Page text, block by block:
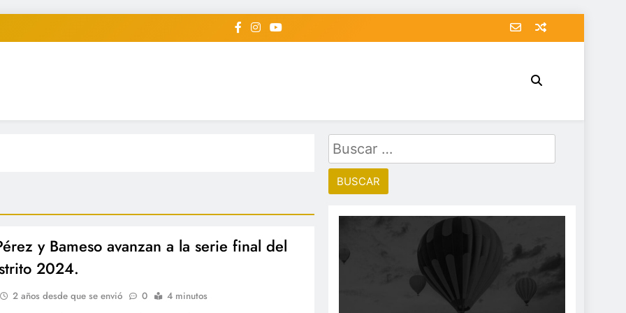
Deportivo Digital"
#deportealdiaperiodico
y Bameso avanzan a la serie final del
2024.
2 años desde que se envió 0 4 minutos
Buscar: